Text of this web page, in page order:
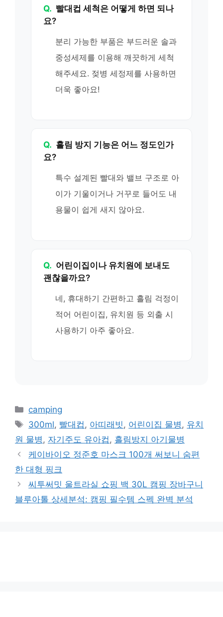
Q. 빨대컵 세척은 어떻게 하면 되나
요?
분리 가능한 부품은 부드러운 솔과
중성세제를 이용해 깨끗하게 세척
해주세요. 젖병 세정제를 사용하면
더욱 좋아요!
Q. 흘림 방지 기능은 어느 정도인가
요?
특수 설계된 빨대와 밸브 구조로 아
이가 기울이거나 거꾸로 들어도 내
용물이 쉽게 새지 않아요.
Q. 어린이집이나 유치원에 보내도
괜찮을까요?
네, 휴대하기 간편하고 흘림 걱정이
적어 어린이집, 유치원 등 외출 시
사용하기 아주 좋아요.
카
테
리
camping
태
그
300ml, 빨대컵, 아띠래빗, 어린이집 물병, 유치
원 물병, 자기주도 유아컵, 흘림방지 아기물병
케이바이오 정준호 마스크 100개 써보니 숨편
한 대형 핑크
씨투써밋 울트라실 쇼핑 백 30L 캠핑 장바구니
블루아톨 상세분석: 캠핑 필수템 스펙 완벽 분석